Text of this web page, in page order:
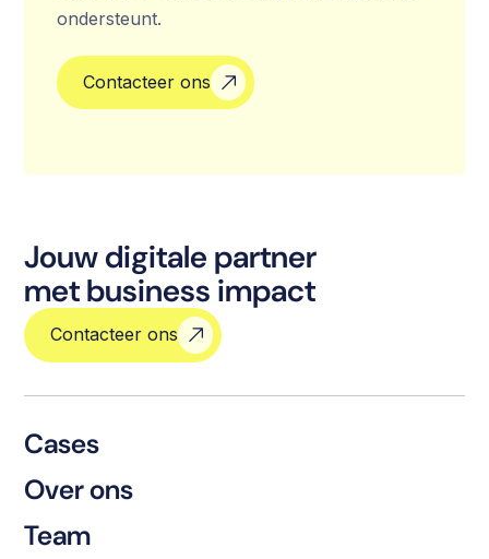
ondersteunt.
Contacteer ons
Jouw digitale partner
met business impact
Contacteer ons
Cases
Over ons
Team